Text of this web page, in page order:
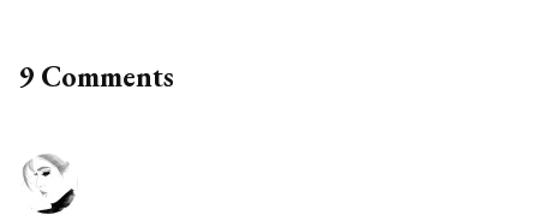
9 Comments